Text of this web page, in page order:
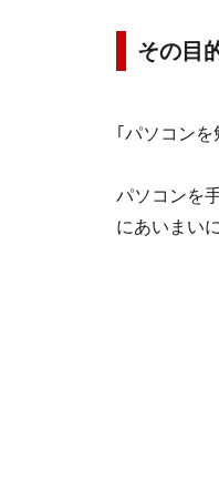
その目
｢パソコンを
パソコンを
にあいまい